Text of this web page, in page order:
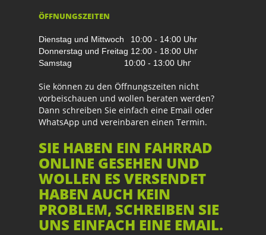
ÖFFNUNGSZEITEN
Dienstag und Mittwoch
10:00 - 14:00 Uhr
Donnerstag und Freitag 12:00 - 18:00 Uhr
Samstag 10:00 - 13:00 Uhr
Sie können zu den Öffnungszeiten nicht
vorbeischauen und wollen beraten werden?
Dann schreiben Sie einfach eine Email oder
WhatsApp und vereinbaren einen Termin.
SIE HABEN EIN FAHRRAD
ONLINE GESEHEN UND
WOLLEN ES VERSENDET
HABEN AUCH KEIN
PROBLEM, SCHREIBEN SIE
UNS EINFACH EINE EMAIL.